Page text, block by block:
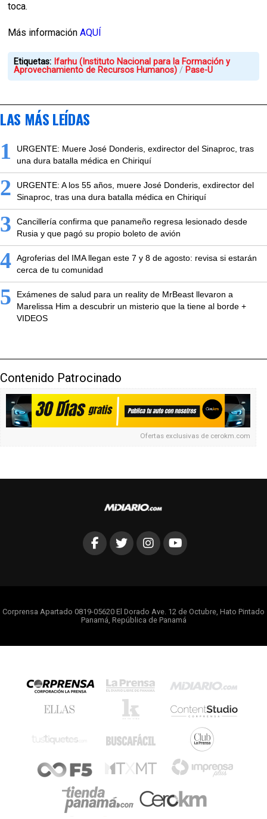
toca.
Más informaciónAQUÍ
Etiquetas: Ifarhu (Instituto Nacional para la Formación y
Aprovechamiento de Recursos Humanos)
Pase-U
LAS MÁS LEÍDAS
1
URGENTE: Muere José Donderis, exdirector del Sinaproc, tras
una dura batalla médica en Chiriquí
2
URGENTE: A los 55 años, muere José Donderis, exdirector del
Sinaproc, tras una dura batalla médica en Chiriquí
3
Cancillería confirma que panameño regresa lesionado desde
Rusia y que pagó su propio boleto de avión
4 Agroferias del IMA llegan este 7 y 8 de agosto: revisa si estarán
cerca de tu comunidad
5
Exámenes de salud para un reality de MrBeast llevaron a
Marelissa Him a descubrir un misterio que la tiene al borde +
VIDEOS
Contenido Patrocinado
Ofertas exclusivas de cerokm.com
Corprensa Apartado 0819-05620 El Dorado Ave. 12 de Octubre, Hato Pintado
Panamá, República de Panamá